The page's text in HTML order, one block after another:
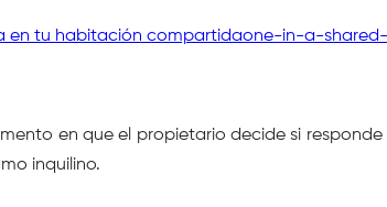
en tu habitación compartidaone-in-a-
en que el propietario decide si
inquilino.